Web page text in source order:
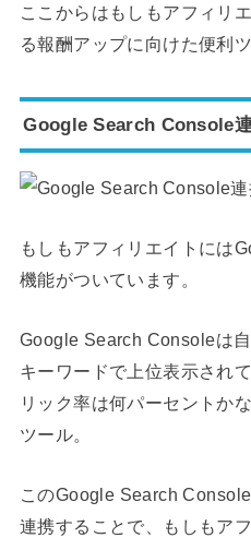
ここからはもしもアフィリ
る報酬アップに向けた便利
Google Search Console
もしもアフィリエイトには
機能がついています。
Google Search Consoleは
キーワードで上位表示され
リック率は何パーセントか
ツール。
このGoogle Search
連携することで、もしもア